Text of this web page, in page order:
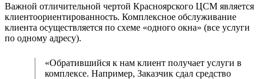
Важной отличительной чертой Красноярского ЦСМ является
клиентоориентированность. Комплексное обслуживание
клиента осуществляется по схеме «одного окна» (все услуги
по одному адресу).
«Обратившийся к нам клиент получает услуги в
комплексе. Например, Заказчик сдал средство